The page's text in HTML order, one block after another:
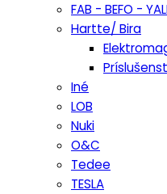
FAB - BEFO -
Hartte/ Bira
Iné
LOB
Nuki
O&C
Tedee
TESLA